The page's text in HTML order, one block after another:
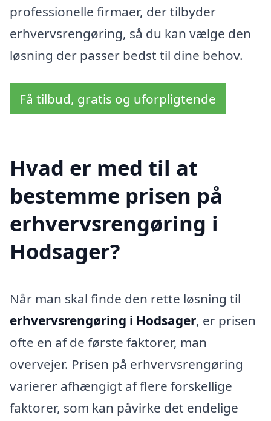
professionelle firmaer, der tilbyder
erhvervsrengøring, så du kan vælge den
løsning der passer bedst til dine behov.
Få tilbud, gratis og uforpligtende
Hvad er med til at
bestemme prisen på
erhvervsrengøring i
Hodsager?
Når man skal finde den rette løsning til
erhvervsrengøring i Hodsager, er prisen
ofte en af de første faktorer, man
overvejer. Prisen på erhvervsrengøring
varierer afhængigt af flere forskellige
faktorer, som kan påvirke det endelige